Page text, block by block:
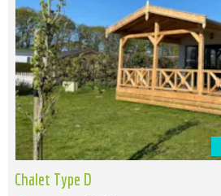
Chalet Type D